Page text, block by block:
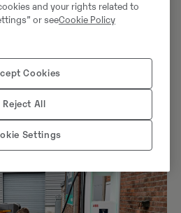
med.
är att få en snabbladdare
verksamheten.
and your rights related to
or seeCookie Policy
Cookies
Reject All
Settings